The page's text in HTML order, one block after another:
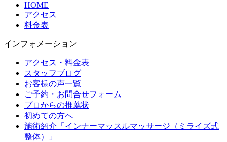
HOME
アクセス
料金表
インフォメーション
アクセス・料金表
スタッフブログ
お客様の声一覧
ご予約・お問合せフォーム
プロからの推薦状
初めての方へ
施術紹介「インナーマッスルマッサージ（ミライズ式
整体）」